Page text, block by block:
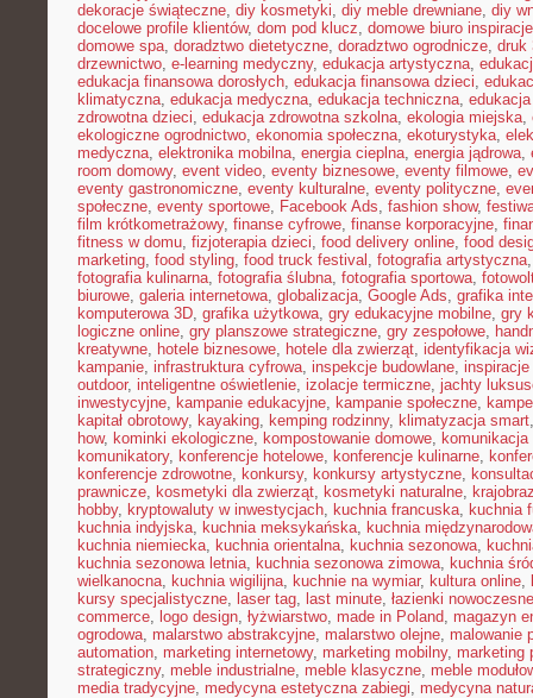
dekoracje świąteczne, diy kosmetyki, diy meble drewniane, diy
docelowe profile klientów, dom pod klucz, domowe biuro inspiracje
domowe spa, doradztwo dietetyczne, doradztwo ogrodnicze, druk
drzewnictwo, e-learning medyczny, edukacja artystyczna,
edukacja finansowa dorosłych, edukacja finansowa dzieci,
klimatyczna, edukacja medyczna, edukacja techniczna,
zdrowotna dzieci, edukacja zdrowotna szkolna, ekologia miejska,
ekologiczne ogrodnictwo, ekonomia społeczna, ekoturystyka,
medyczna, elektronika mobilna, energia cieplna, energia jądrowa,
room domowy, event video, eventy biznesowe, eventy filmowe,
eventy gastronomiczne, eventy kulturalne, eventy polityczne,
społeczne, eventy sportowe, Facebook Ads, fashion show,
film krótkometrażowy, finanse cyfrowe, finanse korporacyjne,
fitness w domu, fizjoterapia dzieci, food delivery online, food
marketing, food styling, food truck festival , fotografia artystyczna
fotografia kulinarna, fotografia ślubna, fotografia sportowa,
biurowe, galeria internetowa, globalizacja, Google Ads, grafika
komputerowa 3D, grafika użytkowa, gry edukacyjne mobilne, gry
logiczne online, gry planszowe strategiczne, gry zespołowe,
kreatywne, hotele biznesowe, hotele dla zwierząt, identyfikacja
kampanie, infrastruktura cyfrowa, inspekcje budowlane,
outdoor, inteligentne oświetlenie, izolacje termiczne, jachty
inwestycyjne, kampanie edukacyjne, kampanie społeczne,
kapitał obrotowy, kayaking, kemping rodzinny, klimatyzacja smart
how, kominki ekologiczne, kompostowanie domowe, komunikacja
komunikatory, konferencje hotelowe, konferencje kulinarne,
konferencje zdrowotne, konkursy, konkursy artystyczne,
prawnicze, kosmetyki dla zwierząt, kosmetyki naturalne,
hobby, kryptowaluty w inwestycjach, kuchnia francuska, kuchnia
kuchnia indyjska, kuchnia meksykańska, kuchnia
kuchnia niemiecka, kuchnia orientalna, kuchnia sezonowa,
kuchnia sezonowa letnia, kuchnia sezonowa zimowa, kuchnia
wielkanocna, kuchnia wigilijna, kuchnie na wymiar, kultura online,
kursy specjalistyczne, laser tag, last minute, łazienki nowoczesne
commerce, logo design, łyżwiarstwo, made in Poland, magazyn
ogrodowa, malarstwo abstrakcyjne, malarstwo olejne, malowanie
automation, marketing internetowy, marketing mobilny, marketing
strategiczny, meble industrialne, meble klasyczne, meble
media tradycyjne, medycyna estetyczna zabiegi, medycyna